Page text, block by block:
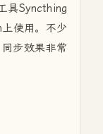
具Syncthing
使用。不少
步效果非常